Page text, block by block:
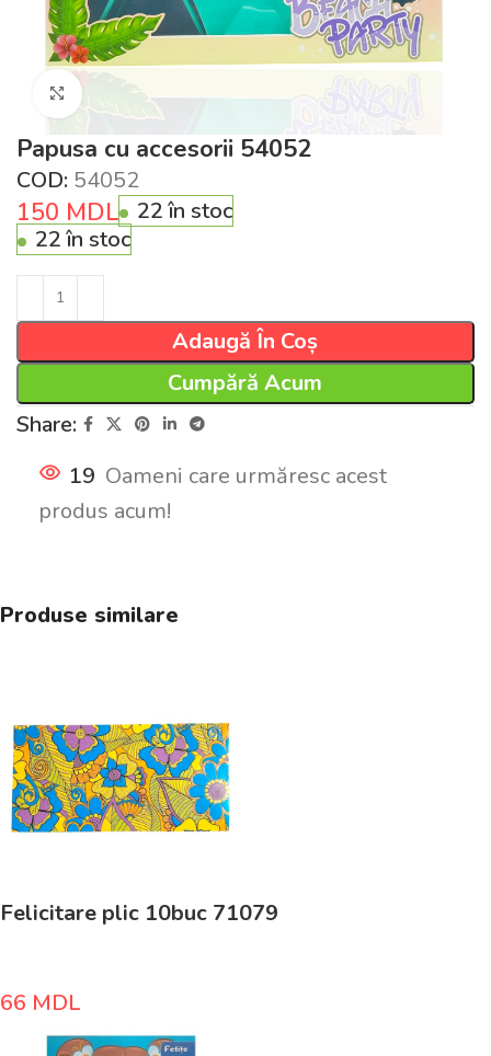
Click pentru a mări
Papusa cu accesorii 54052
COD: 54052
150 MDL
22 în stoc
22 în stoc
Adaugă În Coș
Cumpără Acum
Share:
19 Oameni care urmăresc acest
produs acum!
Produse similare
Felicitare plic 10buc 71079
66 MDL